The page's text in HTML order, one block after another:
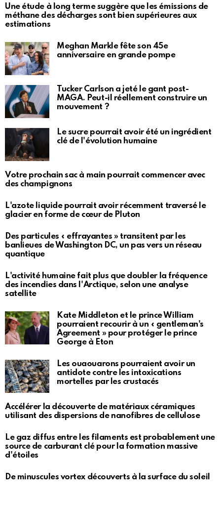
Une étude à long terme suggère que les émissions de
méthane des décharges sont bien supérieures aux
estimations
Meghan Markle fête son 45e
anniversaire en grande pompe
Tucker Carlson a jeté le gant post-
MAGA. Peut-il réellement construire un
mouvement ?
Le sucre pourrait avoir été un ingrédient
clé de l'évolution humaine
Votre prochain sac à main pourrait commencer avec
des champignons
L'azote liquide pourrait avoir récemment traversé le
glacier en forme de cœur de Pluton
Des particules « effrayantes » transitent par les
banlieues de Washington DC, un pas vers un réseau
quantique
L'activité humaine fait plus que doubler la fréquence
des incendies dans l'Arctique, selon une analyse
satellite
Kate Middleton et le prince William
pourraient recourir à un « gentleman's
Agreement » pour protéger le prince
George à Eton
Les ouaouarons pourraient avoir un
antidote contre les intoxications
mortelles par les crustacés
Accélérer la découverte de matériaux céramiques
utilisant des dispersions de nanofibres de cellulose
Le gaz diffus entre les filaments est probablement une
source de carburant clé pour la formation massive
d'étoiles
De minuscules vortex découverts à la surface du soleil